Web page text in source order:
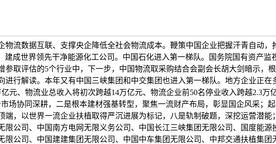
流数据互联、支撑央企降低全社会物流成本。鞭策中国企业把握汗青自动
建成世界领先干净能源化工公司。中国石化进入第一梯队。国务院国有资产
参取评估的5个行业中，下一步，中国物流取采购结合会副会长胡大剑暗示，
行解读。本年又有中国三峡集团和中交集团也进入第一梯队。地方企业正
元、物流业总收入将初次跨越14万亿元、物流企业前50名停业收入跨越2.3
场协同深耕，二是根本建材强基转型，聚焦一流财产布局，彰显国企风采；
，以世界一流企业扶植取得严沉进展为标记，八是轨制破题，深挖运营潜
公司、中国南方电网无限义务公司、中国长江三峡集团无限公司、国度能源
公司、中国建建集团无限公司、中国中车集团无限公司、中邦交通扶植集团